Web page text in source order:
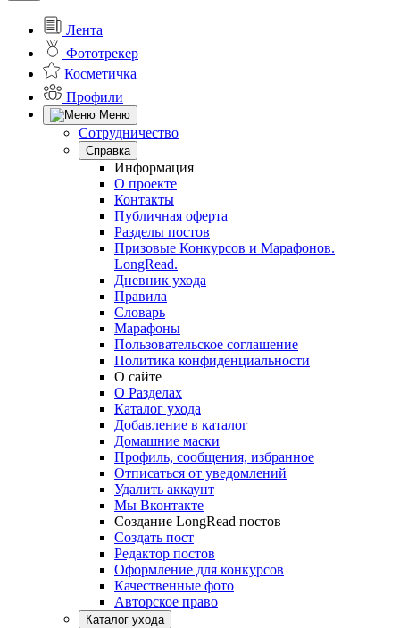
Лента
Фототрекер
Косметичка
Профили
Меню
Сотрудничество
Справка
Информация
О проекте
Контакты
Публичная оферта
Разделы постов
Призовые Конкурсов и Марафонов.
LongRead.
Дневник ухода
Правила
Словарь
Марафоны
Пользовательское соглашение
Политика конфиденциальности
О сайте
О Разделах
Каталог ухода
Добавление в каталог
Домашние маски
Профиль, сообщения, избранное
Отписаться от уведомлений
Удалить аккаунт
Мы Вконтакте
Создание LongRead постов
Создать пост
Редактор постов
Оформление для конкурсов
Качественные фото
Авторское право
Каталог ухода